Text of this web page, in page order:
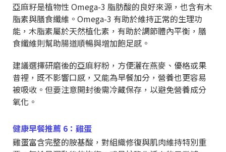
亞麻籽是植物性 Omega-3 脂肪酸的良好來源，也含有木
脂素與膳食纖維。Omega-3 有助於維持正常的生理功
能，木脂素屬於天然植化素，有助於調節體內平衡，膳
食纖維則幫助腸道順暢與增加飽足感。
建議選擇研磨後的亞麻籽粉，方便灑在燕麥、優格或果
昔裡，既不影響口感，又能為早餐加分，營養也更容易
被吸收。但要注意開封後需冷藏保存，以避免營養成分
氧化。
健康早餐推薦 6：雞蛋
雞蛋富含完整的胺基酸，對組織修復與肌肉維持特別重